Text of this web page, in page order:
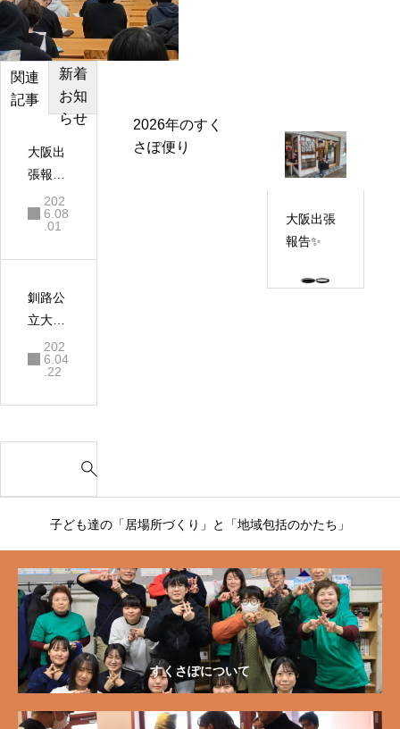
関連
記事
新着
お知
らせ
大阪出
張報告
202
6.08
.01
釧路公
立大学
で説明
会をし
した✨
202
6.04
.22
2026年のすく
さぽ便り
大阪出張
報告✨
a
子ども達の「居場所づくり」と「地域包括のかたち」
すくさぽについて